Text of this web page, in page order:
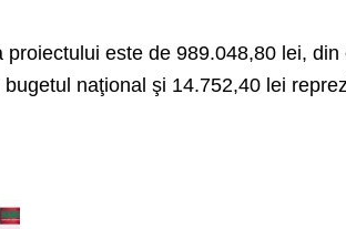
proiectului este de 989.048,80 lei,
naţional şi 14.752,40 lei